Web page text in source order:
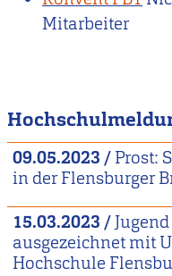
Mitarbeiter
09.05.2023 / Prost:
in der Flensburger
15.03.2023 /
ausgezeichnet mit
Hochschule